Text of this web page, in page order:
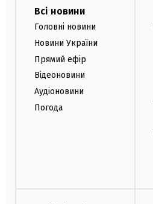
Всі новини
Головні новини
Новини України
Прямий ефір
Відеоновини
Аудіоновини
Погода